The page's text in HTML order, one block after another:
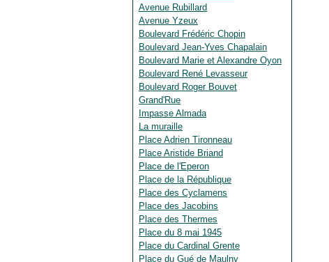
Avenue Rubillard
Avenue Yzeux
Boulevard Frédéric Chopin
Boulevard Jean-Yves Chapalain
Boulevard Marie et Alexandre Oyon
Boulevard René Levasseur
Boulevard Roger Bouvet
Grand'Rue
Impasse Almada
La muraille
Place Adrien Tironneau
Place Aristide Briand
Place de l'Eperon
Place de la République
Place des Cyclamens
Place des Jacobins
Place des Thermes
Place du 8 mai 1945
Place du Cardinal Grente
Place du Gué de Maulny